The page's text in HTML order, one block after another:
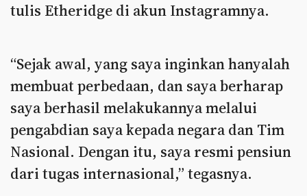
tulis Etheridge di akun Instagramnya.
“Sejak awal, yang saya inginkan hanyalah
membuat perbedaan, dan saya berharap
saya berhasil melakukannya melalui
pengabdian saya kepada negara dan Tim
Nasional. Dengan itu, saya resmi pensiun
dari tugas internasional,” tegasnya.